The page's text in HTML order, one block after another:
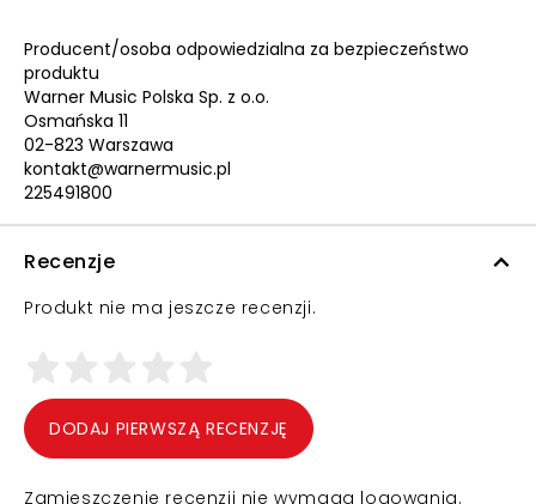
Producent/osoba odpowiedzialna za bezpieczeństwo
produktu
Warner Music Polska Sp. z o.o.
Osmańska 11
02-823 Warszawa
kontakt@warnermusic.pl
225491800
Recenzje
Produkt nie ma jeszcze recenzji.
DODAJ PIERWSZĄ RECENZJĘ
Zamieszczenie recenzji nie wymaga logowania.